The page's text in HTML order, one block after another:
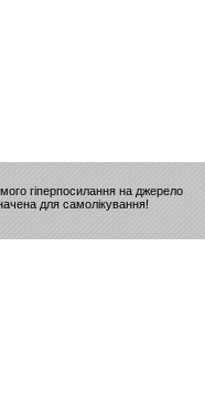
гіперпосилання на джерело
для самолікування!